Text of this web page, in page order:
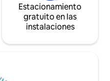
Estacionamiento
gratuito en las
instalaciones